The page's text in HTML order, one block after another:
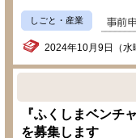
しごと・産業
2024年10月9日（水
『ふくしまベンチ
を募集します